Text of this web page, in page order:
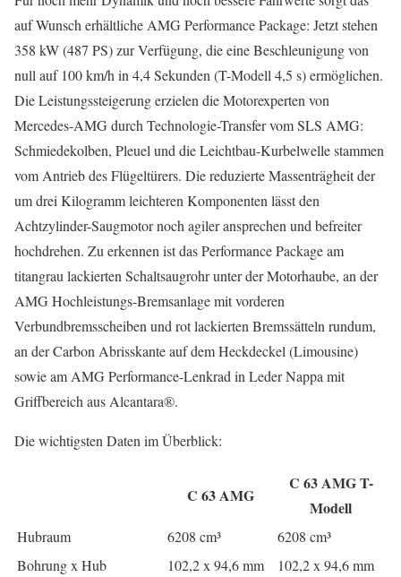
auf Wunsch erhältliche AMG Performance Package: Jetzt stehen
358 kW (487 PS) zur Verfügung, die eine Beschleunigung von
null auf 100 km/h in 4,4 Sekunden (T-Modell 4,5 s) ermöglichen.
Die Leistungssteigerung erzielen die Motorexperten von
Mercedes-AMG durch Technologie-Transfer vom SLS AMG:
Schmiedekolben, Pleuel und die Leichtbau-Kurbelwelle stammen
vom Antrieb des Flügeltürers. Die reduzierte Massenträgheit der
um drei Kilogramm leichteren Komponenten lässt den
Achtzylinder-Saugmotor noch agiler ansprechen und befreiter
hochdrehen. Zu erkennen ist das Performance Package am
titangrau lackierten Schaltsaugrohr unter der Motorhaube, an der
AMG Hochleistungs-Bremsanlage mit vorderen
Verbundbremsscheiben und rot lackierten Bremssätteln rundum,
an der Carbon Abrisskante auf dem Heckdeckel (Limousine)
sowie am AMG Performance-Lenkrad in Leder Nappa mit
Griffbereich aus Alcantara®.
Die wichtigsten Daten im Überblick:
C 63 AMG
C 63 AMG T-
Modell
Hubraum 6208 cm³
6208 cm³
Bohrung x Hub
102,2 x 94,6 mm
102,2 x 94,6 mm